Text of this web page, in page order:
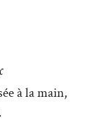
à la main,